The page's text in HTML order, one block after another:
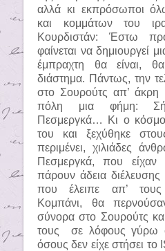
αλλά κι εκπρόσωποι
και κομμάτων του
Κουρδιστάν: Έστω
φαίνεται να δημιουργεί
έμπραχτη θα είναι,
διάστημα. Πάντως, την
στο Σουρούτς απ’ άκρη
πόλη μια φήμη:
Πεσμεργκά… Κι ο
του και ξεχύθηκε
περιμένει, χιλιάδες
Πεσμεργκά, που είχαν
πάρουν άδεια
που έλειπε απ’ τους
Κομπάνι, θα
σύνορα στο Σουρούτς
τους
σε λόφους γύρω
όσους δεν είχε στήσει το